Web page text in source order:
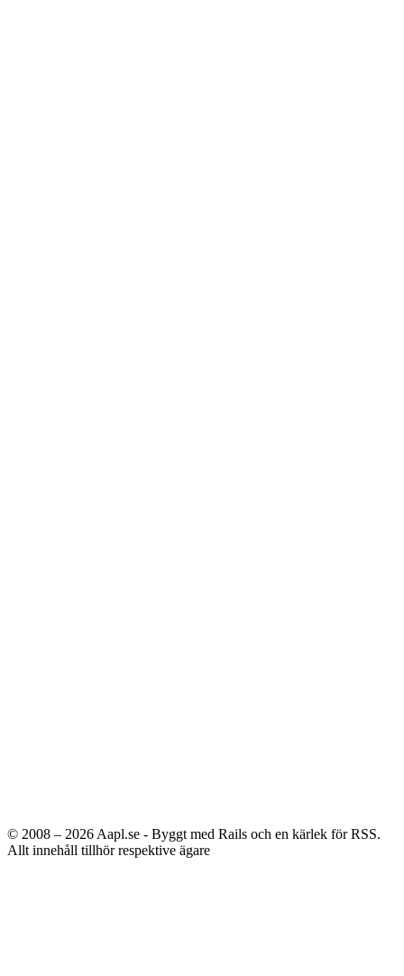
© 2008 – 2026 Aapl.se - Byggt med Rails och en kärlek för RSS.
Allt innehåll tillhör respektive ägare